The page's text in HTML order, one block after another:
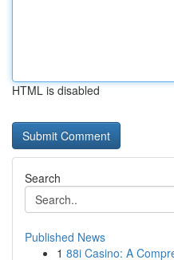
HTML is disabled
Search
Published News
1 88i Casino: A